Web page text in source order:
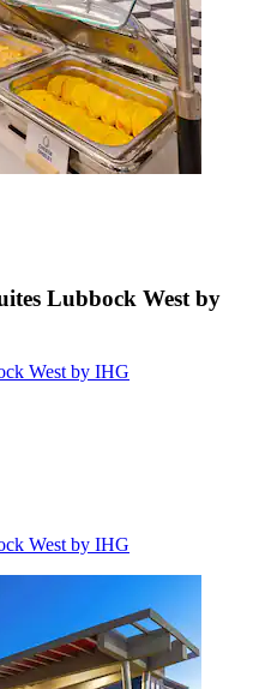
Lubbock West by
West by IHG
West by IHG